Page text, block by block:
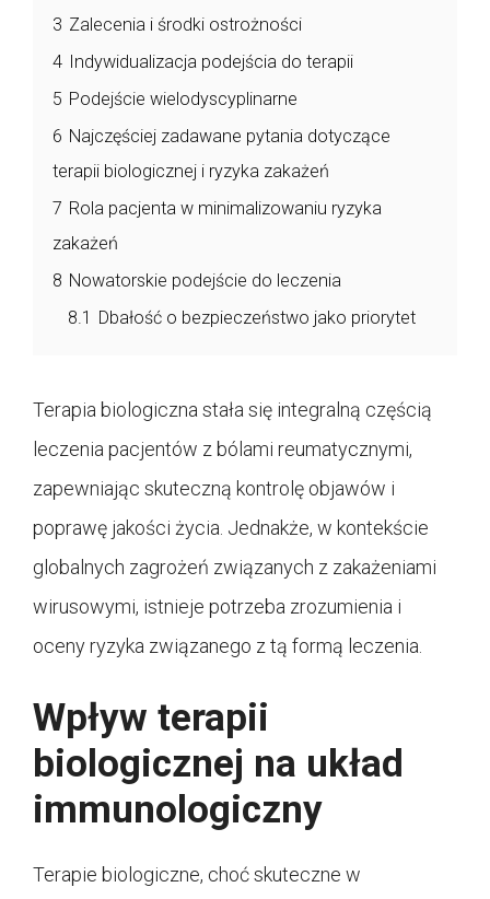
3 Zalecenia i środki ostrożności
4 Indywidualizacja podejścia do terapii
5 Podejście wielodyscyplinarne
6 Najczęściej zadawane pytania dotyczące
terapii biologicznej i ryzyka zakażeń
7 Rola pacjenta w minimalizowaniu ryzyka
zakażeń
8 Nowatorskie podejście do leczenia
8.1 Dbałość o bezpieczeństwo jako priorytet
Terapia biologiczna stała się integralną częścią
leczenia pacjentów z bólami reumatycznymi,
zapewniając skuteczną kontrolę objawów i
poprawę jakości życia. Jednakże, w kontekście
globalnych zagrożeń związanych z zakażeniami
wirusowymi, istnieje potrzeba zrozumienia i
oceny ryzyka związanego z tą formą leczenia.
Wpływ terapii
biologicznej na układ
immunologiczny
Terapie biologiczne, choć skuteczne w